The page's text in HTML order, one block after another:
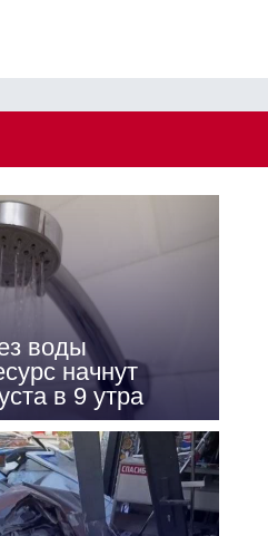
воды
начнут
в 9 утра